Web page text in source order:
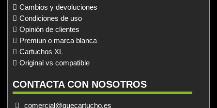
Cambios y devoluciones
Condiciones de uso
Opinión de clientes
Premiun o marca blanca
Cartuchos XL
Original vs compatible
CONTACTA CON NOSOTROS
comercial@quecartucho.es